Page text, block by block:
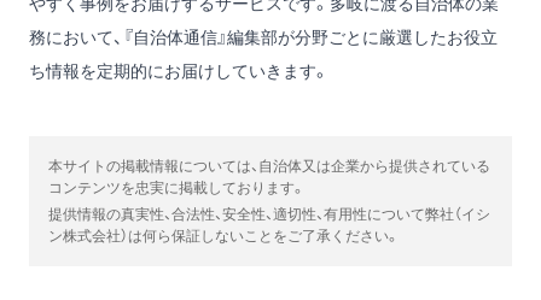
務において、『自治体通信』編集部が分野ごとに厳選したお役立
ち情報を定期的にお届けしていきます。
本サイトの掲載情報については、自治体又は企業から提供されている
コンテンツを忠実に掲載しております。
提供情報の真実性、合法性、安全性、適切性、有用性について弊社（イシ
ン株式会社）は何ら保証しないことをご了承ください。